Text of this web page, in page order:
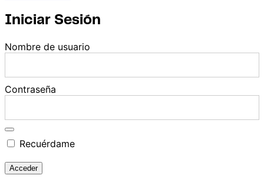
Iniciar Sesión
Nombre de usuario
Contraseña
Recuérdame